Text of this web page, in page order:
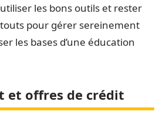
les bons outils et rester
pour gérer sereinement
les bases d’une éducation
et offres de crédit